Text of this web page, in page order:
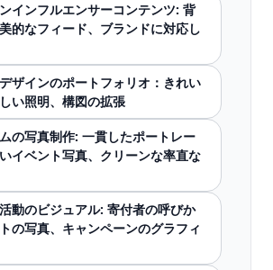
インフルエンサーコンテンツ: 背
的なフィード、ブランドに対応し
ザインのポートフォリオ：きれい
い照明、構図の拡張
の写真制作: 一貫したポートレー
イベント写真、クリーンな率直な
動のビジュアル: 寄付者の呼びか
の写真、キャンペーンのグラフィ